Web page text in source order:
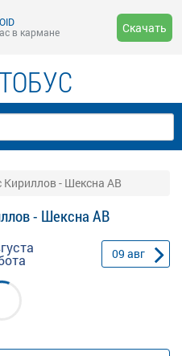
в кармане
Скачать
Кириллов - Шексна АВ
- Шексна АВ
09 авг